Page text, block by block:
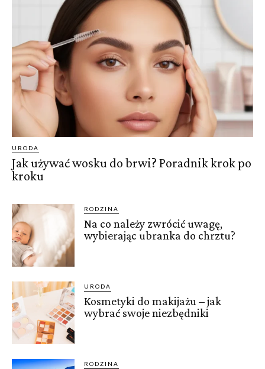
URODA
Jak używać wosku do brwi? Poradnik krok po
kroku
RODZINA
Na co należy zwrócić uwagę,
wybierając ubranka do chrztu?
URODA
Kosmetyki do makijażu – jak
wybrać swoje niezbędniki
RODZINA